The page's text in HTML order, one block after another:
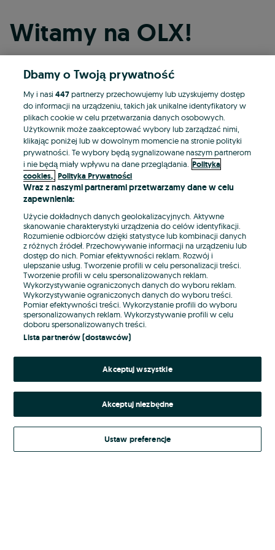
Witamy na OLX!
Kontynuuj przez Facebooka
Kontynuuj przez konto Apple
Kontynuuj przez konto Google
LUB
E-mail
Hasło
Nie pamiętasz hasła?
Zaloguj się
Kontynuując za pośrednictwem jednego z dostawców wskazanych powyżej,
Regulamin serwisuOLX.pl w jego aktualnym brzmieniu.
Dbamy o Twoją prywatność
My i nasi447partnerzy przechowujemy lub uzyskujemy dostęp
do informacji na urządzeniu, takich jak unikalne identyfikatory w
plikach cookie w celu przetwarzania danych osobowych.
Użytkownik może zaakceptować wybory lub zarządzać nimi,
klikając poniżej lub w dowolnym momencie na stronie polityki
prywatności. Te wybory będą sygnalizowane naszym partnerom
i nie będą miały wpływu na dane przeglądania. Polityka
cookies, Polityka Prywatności
Wraz z naszymi partnerami przetwarzamy dane w celu
zapewnienia:
Użycie dokładnych danych geolokalizacyjnych. Aktywne
skanowanie charakterystyki urządzenia do celów identyfikacji.
Rozumienie odbiorców dzięki statystyce lub kombinacji danych
z różnych źródeł. Przechowywanie informacji na urządzeniu lub
dostęp do nich. Pomiar efektywności reklam. Rozwój i
ulepszanie usług. Tworzenie profili w celu personalizacji treści.
Tworzenie profili w celu spersonalizowanych reklam.
Wykorzystywanie ograniczonych danych do wyboru reklam.
Wykorzystywanie ograniczonych danych do wyboru treści.
Pomiar efektywności treści. Wykorzystanie profili do wyboru
spersonalizowanych reklam. Wykorzystywanie profili w celu
doboru spersonalizowanych treści.
Lista partnerów (dostawców)
Akceptuj wszystkie
Akceptuj niezbędne
Ustaw preferencje